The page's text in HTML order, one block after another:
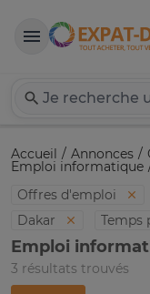
Accueil Annonces
Emploi informatique
Offres d'emploi
Dakar
Temps
Emploi
3 résultats trouvés